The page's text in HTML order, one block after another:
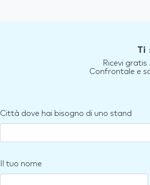
Ti
Ricevi
Confrontale e
Città dove hai bisogno di uno stand
Il tuo nome